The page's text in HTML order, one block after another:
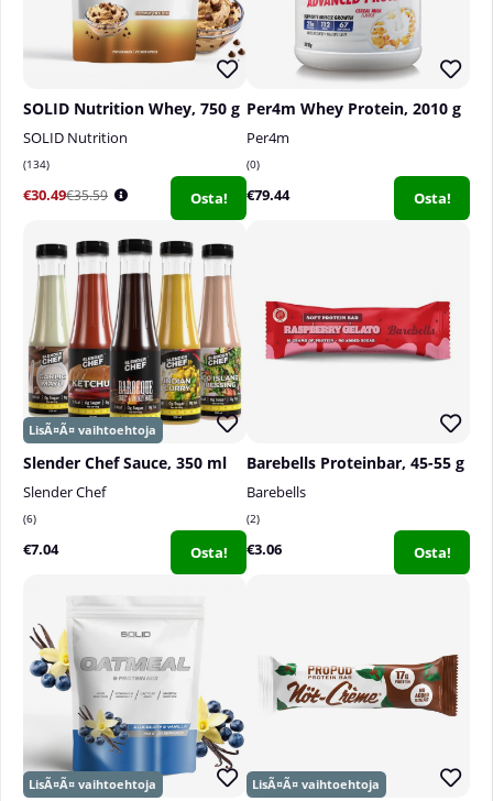
SOLID Nutrition Whey, 750 g
SOLID Nutrition
134
€30.49€35.59 Osta!
Per4m Whey Protein, 2010 g
Per4m
0
€79.44 Osta!
Slender Chef Sauce, 350 ml
Slender Chef
6
€7.04 Osta!
Barebells Proteinbar, 45-55 g
Barebells
2
€3.06 Osta!